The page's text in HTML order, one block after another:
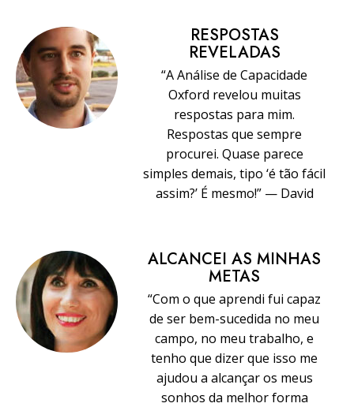
RESPOSTAS
REVELADAS
“A Análise de Capacidade
Oxford revelou muitas
respostas para mim.
Respostas que sempre
procurei. Quase parece
simples demais, tipo ‘é tão fácil
assim?’ É mesmo!” — David
ALCANCEI AS MINHAS
METAS
“Com o que aprendi fui capaz
de ser bem-sucedida no meu
campo, no meu trabalho, e
tenho que dizer que isso me
ajudou a alcançar os meus
sonhos da melhor forma